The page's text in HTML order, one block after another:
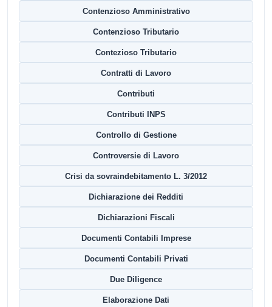
Contenzioso Amministrativo
Contenzioso Tributario
Contezioso Tributario
Contratti di Lavoro
Contributi
Contributi INPS
Controllo di Gestione
Controversie di Lavoro
Crisi da sovraindebitamento L. 3/2012
Dichiarazione dei Redditi
Dichiarazioni Fiscali
Documenti Contabili Imprese
Documenti Contabili Privati
Due Diligence
Elaborazione Dati